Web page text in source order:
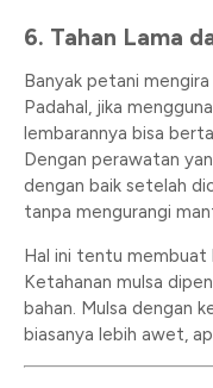
6. Tahan Lama
Banyak petani mengira
Padahal, jika
lembarannya bisa
Dengan perawatan
dengan baik setelah
tanpa mengurangi
Hal ini tentu membuat
Ketahanan mulsa
bahan. Mulsa dengan
biasanya lebih awet,